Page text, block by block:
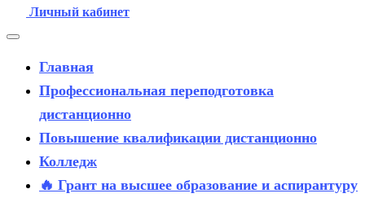
Личный кабинет
Главная
Профессиональная переподготовка
дистанционно
Повышение квалификации дистанционно
Колледж
🔥 Грант на высшее образование и аспирантуру